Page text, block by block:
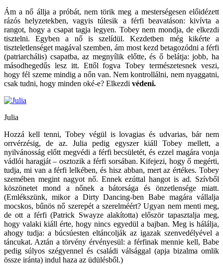
Ám a nő állja a próbát, nem törik meg a mesterségesen előidézett
rázós helyzetekben, vagyis túlesik a férfi beavatáson: kivívta a
rangot, hogy a csapat tagja legyen. Tobey nem mondja, de elkezdi
tisztelni. Egyben a nő is szelídül. Kezdetben még kikérte a
tiszteletlenséget magával szemben, ám most kezd betagozódni a férfi
(patriarchális) csapatba, az megnyílik előtte, és ő belátja: jobb, ha
másodhegedűs lesz itt. Ettől fogva Tobey természetesnek veszi,
hogy fél szeme mindig a nőn van. Nem kontrollálni, nem nyaggatni,
csak tudni, hogy minden oké-e? Elkezdi védeni.
Julia
Hozzá kell tenni, Tobey végül is lovagias és udvarias, bár nem
orrvérzésig, de az. Julia pedig egyszer kiáll Tobey mellett, a
nyilvánosság előtt megvédi a férfi becsületét, és ezzel magára vonja
vádlói haragját – osztozik a férfi sorsában. Kifejezi, hogy ő megérti,
tudja, mi van a férfi lelkében, és hisz abban, mert az értékes. Tobey
szemében megint nagyot nő. Ennek ezúttal hangot is ad. Szívből
köszönetet mond a nőnek a bátorsága és önzetlensége miatt.
(Emlékszünk, mikor a Dirty Dancing-ben Babe magára vállalja
mocskos, bűnös nő szerepét a szerelméért? Ugyan nem menti meg,
de ott a férfi (Patrick Swayze alakította) először tapasztalja meg,
hogy valaki kiáll érte, hogy nincs egyedül a bajban. Meg is hálálja,
ahogy tudja: a búcsúesten eltáncolják az igazak szenvedélyével a
táncukat. Aztán a törvény érvényesül: a férfinak mennie kell, Babe
pedig súlyos szégyennel és családi válsággal (apja bizalma omlik
össze iránta) indul haza az üdülésből.)